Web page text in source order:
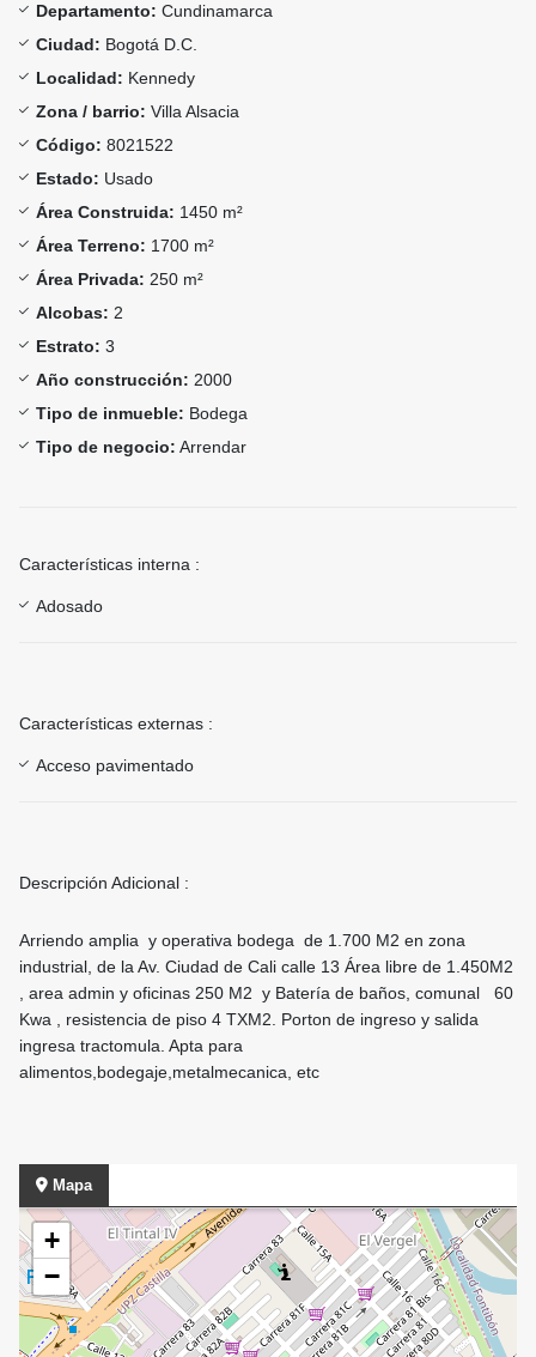
Departamento: Cundinamarca
Ciudad: Bogotá D.C.
Localidad: Kennedy
Zona / barrio: Villa Alsacia
Código: 8021522
Estado: Usado
Área Construida: 1450 m²
Área Terreno: 1700 m²
Área Privada: 250 m²
Alcobas: 2
Estrato: 3
Año construcción: 2000
Tipo de inmueble: Bodega
Tipo de negocio: Arrendar
Características interna :
Adosado
Características externas :
Acceso pavimentado
Descripción Adicional :
Arriendo amplia y operativa bodega de 1.700 M2 en zona
industrial, de la Av. Ciudad de Cali calle 13 Área libre de 1.450M2
, area admin y oficinas 250 M2 y Batería de baños, comunal 60
Kwa , resistencia de piso 4 TXM2. Porton de ingreso y salida
ingresa tractomula. Apta para
alimentos,bodegaje,metalmecanica, etc
Mapa
+
−